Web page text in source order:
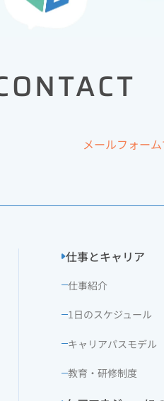
メールフォー
仕事とキャリア
仕事紹介
1日のスケジュール
キャリアパスモデル
教育・研修制度